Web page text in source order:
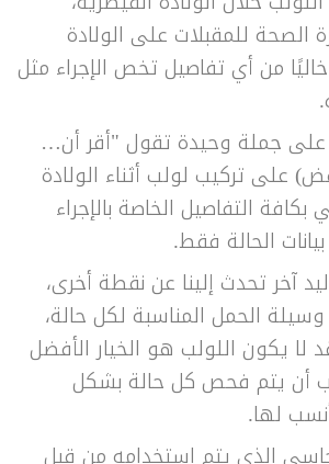
الصحة للمقبلات على الولادة
من أي تفاصيل تخص الإجراء مثل
على جملة وحيدة تقول "أقر أن…
على تركيب لولب أثناء الولادة
التفاصيل الخاصة بالإجراء
الحالة فقط.
آخر تحدث إلينا عن نقطة أخرى،
الحمل المناسبة لكل حالة،
يكون اللولب هو الخيار الأفضل
أن يتم فحص كل حالة بشكل
لها.
الذي يتم استخدامه من قبل